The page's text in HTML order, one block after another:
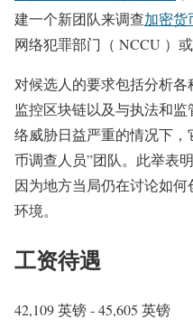
建一个新团队来调查加密货
网络犯罪部门（ NCCU ）或
对候选人的要求包括分析各
监控区块链以及与执法和监
络威胁日益严重的情况下
币调查人员”团队。此举表
因为地方当局仍在讨论如
环境。
工资待遇
42,109 英镑 - 45,605 英镑